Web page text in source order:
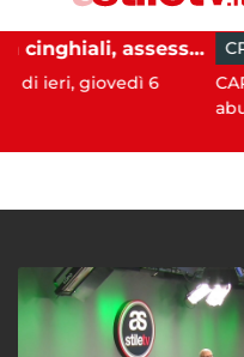
Emergenza cinghiali, assessora Serluca: “Al via il Tavolo tecnico permanente della Regione Campania”
6
CRONACA
CAPACCIO